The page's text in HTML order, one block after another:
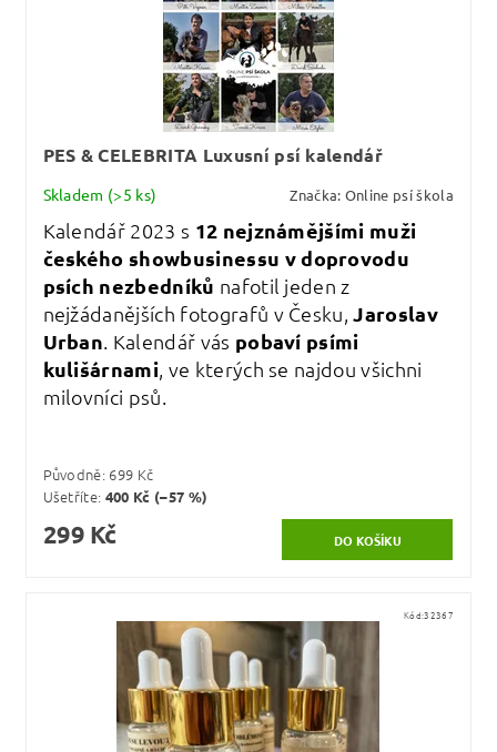
PES & CELEBRITA Luxusní psí kalendář
Skladem (>5 ks) Značka: Online psí škola
Kalendář 2023 s 12 nejznámějšími muži
českého showbusinessu v doprovodu
psích nezbedníků nafotil jeden z
nejžádanějších fotografů v Česku,Jaroslav
Urban. Kalendář vás pobaví psími
kulišárnami, ve kterých se najdou všichni
milovníci psů.
Původně: 699 Kč
Ušetříte: 400 Kč (–57 %)
299 Kč
Kód:32367